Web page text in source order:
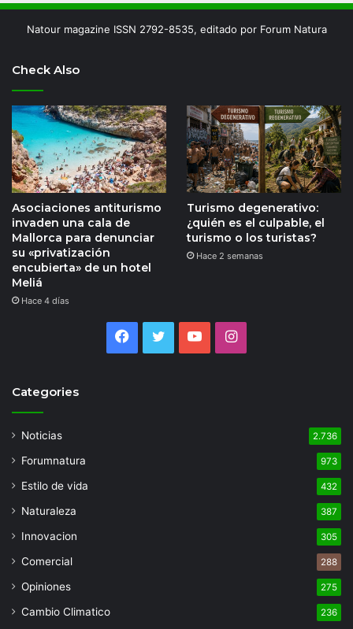
Natour magazine ISSN 2792-8535, editado por Forum Natura
Check Also
Asociaciones antiturismo
invaden una cala de
Mallorca para denunciar
su «privatización
encubierta» de un hotel
Meliá
Hace 4 días
Turismo degenerativo:
¿quién es el culpable, el
turismo o los turistas?
Hace 2 semanas
Facebook
TwitterYouTubeInstagram
Categories
Noticias 2.736
Forumnatura 973
Estilo de vida 432
Naturaleza 387
Innovacion 305
Comercial 288
Opiniones 275
Cambio Climatico 236